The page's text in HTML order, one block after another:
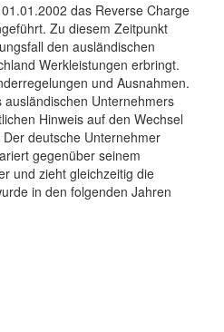
das Reverse Charge
Zu diesem Zeitpunkt
den ausländischen
Werkleistungen erbringt.
und Ausnahmen.
Unternehmers
Hinweis auf den Wechsel
deutsche Unternehmer
gegenüber seinem
und zieht gleichzeitig die
in den folgenden Jahren